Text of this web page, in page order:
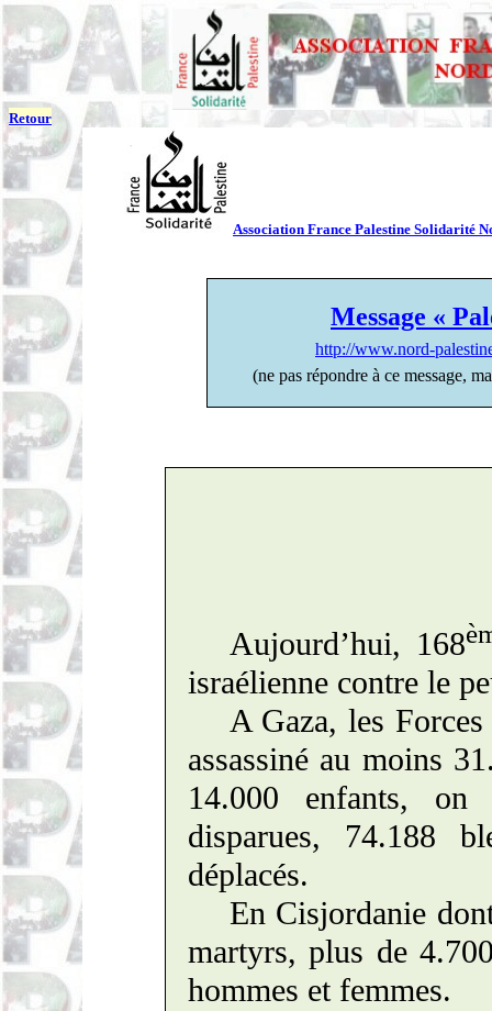
Retour
Association France Palestine Solidarité
Message «
http://www.nord-
(ne pas répondre à ce message,
Aujourd’hui, 168
israélienne contre le
A Gaza, les
assassiné au moins
14.000 enfants, on
disparues, 74.188
déplacés.
En Cisjordanie
martyrs, plus de
hommes et femmes.